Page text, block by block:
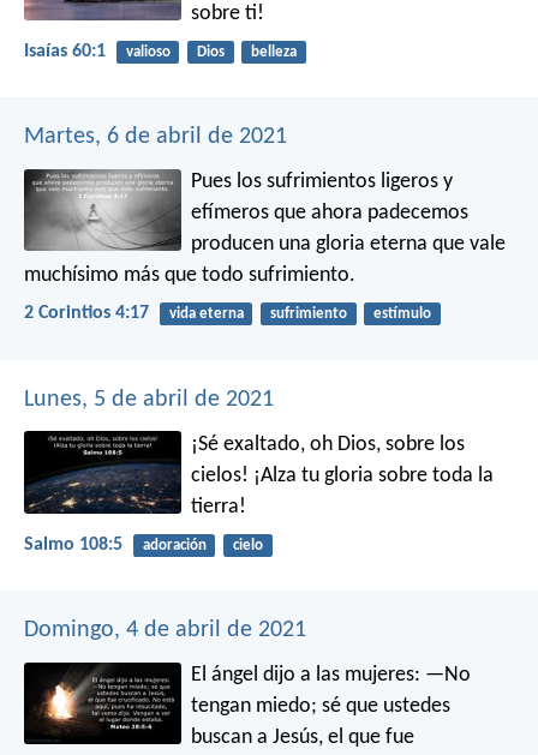
sobre ti!
Isaías 60:1 valioso Dios belleza
Martes, 6 de abril de 2021
Pues los sufrimientos ligeros y
efímeros que ahora padecemos
producen una gloria eterna que vale
muchísimo más que todo sufrimiento.
2 Corintios 4:17 vida eterna sufrimiento estímulo
Lunes, 5 de abril de 2021
¡Sé exaltado, oh Dios, sobre los
cielos! ¡Alza tu gloria sobre toda la
tierra!
Salmo 108:5 adoración cielo
Domingo, 4 de abril de 2021
El ángel dijo a las mujeres: —No
tengan miedo; sé que ustedes
buscan a Jesús, el que fue